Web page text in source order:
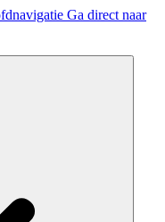
Ga direct naar